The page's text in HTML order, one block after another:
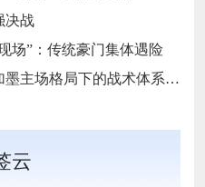
决战
场”：传统豪门集体遇险
场格局下的战术体系重构
云